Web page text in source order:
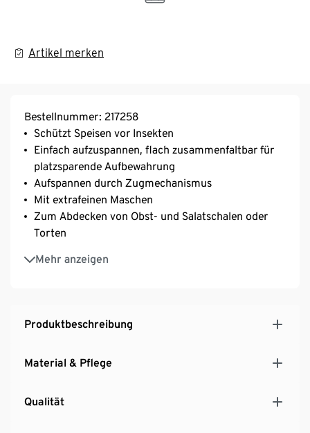
Artikel merken
Bestellnummer: 217258
Schützt Speisen vor Insekten
Einfach aufzuspannen, flach zusammenfaltbar für
platzsparende Aufbewahrung
Aufspannen durch Zugmechanismus
Mit extrafeinen Maschen
Zum Abdecken von Obst- und Salatschalen oder
Torten
Mehr anzeigen
Ideal für Mahlzeiten und Partys im Freien
Feucht abwischbar
Produktbeschreibung
Material & Pflege
Qualität